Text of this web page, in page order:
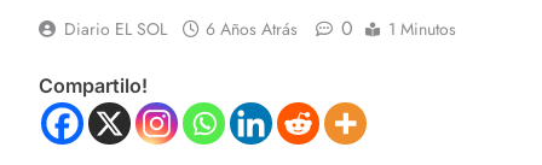
Diario EL SOL 6 Años Atrás 0 1 Minutos
Compartilo!